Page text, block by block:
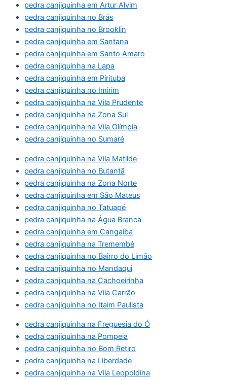
pedra canjiquinha em Artur Alvim
pedra canjiquinha no Brás
pedra canjiquinha no Brooklin
pedra canjiquinha em Santana
pedra canjiquinha em Santo Amaro
pedra canjiquinha na Lapa
pedra canjiquinha em Pirituba
pedra canjiquinha no Imirim
pedra canjiquinha na Vila Prudente
pedra canjiquinha na Zona Sul
pedra canjiquinha na Vila Olímpia
pedra canjiquinha no Sumaré
pedra canjiquinha na Vila Matilde
pedra canjiquinha no Butantã
pedra canjiquinha na Zona Norte
pedra canjiquinha em São Mateus
pedra canjiquinha no Tatuapé
pedra canjiquinha na Água Branca
pedra canjiquinha em Cangaíba
pedra canjiquinha na Tremembé
pedra canjiquinha no Bairro do Limão
pedra canjiquinha no Mandaqui
pedra canjiquinha na Cachoeirinha
pedra canjiquinha na Vila Carrão
pedra canjiquinha no Itaim Paulista
pedra canjiquinha na Freguesia do Ó
pedra canjiquinha na Pompeia
pedra canjiquinha no Bom Retiro
pedra canjiquinha na Liberdade
pedra canjiquinha na Vila Leopoldina